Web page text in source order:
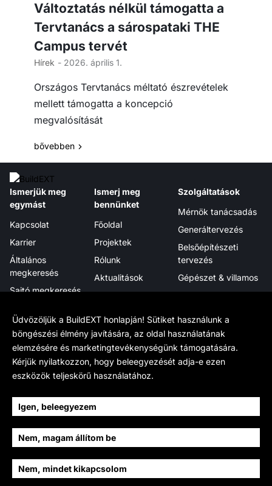
Változtatás nélkül támogatta a
Tervtanács a sárospataki THE
Campus tervét
Hírek - 2026. április 1.
Országos Tervtanács méltató észrevételek
mellett támogatta a koncepció
megvalósítását
bővebben
Ismerjük meg
egymást
Kapcsolat
Karrier
Általános
megkeresés
Sajtó megkeresés
Ismerj meg
bennünket
Főoldal
Projektek
Rólunk
Aktualitások
Megjelenéseink
elismerések
Szolgáltatások
Mérnök tanácsadás
Generáltervezés
Belsőépítészeti
tervezés
Gépészet & villamos
Projektmenedzsment
Tudj meg többet
Munkamódszerünk
BIM Wikipedia
Történetünk
Hivatalos
Adatkezelés
Sajtóanyag
Kövess minket
LinkedIn
2026 Buildext Ltd.
Üdvözöljük a BuildEXT honlapján! Sütiket használunk a
böngészési élmény javítására, az oldal használatának
elemzésére és marketingtevékenységünk támogatására.
Kérjük nyilatkozzon, hogy beleegyezését adja-e ezen
eszközök teljeskörű használatához.
Igen, beleegyezem
Nem, magam állítom be
Nem, mindet kikapcsolom